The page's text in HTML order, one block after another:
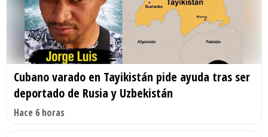
Cubano varado en Tayikistán pide ayuda tras ser
deportado de Rusia y Uzbekistán
Hace 6 horas